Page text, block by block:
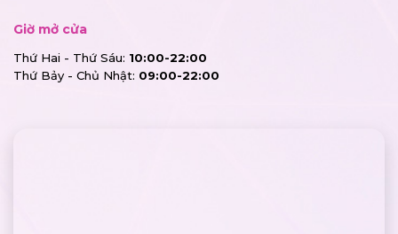
Giờ mở cửa
Thứ Hai - Thứ Sáu: 10:00-22:00
Thứ Bảy - Chủ Nhật: 09:00-22:00